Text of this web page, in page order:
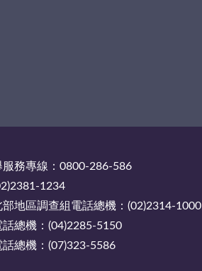
服務專線：0800-286-586
1234
地區調查組電話總機：(02)2314-1000
總機：(04)2285-5150
總機：(07)323-5586